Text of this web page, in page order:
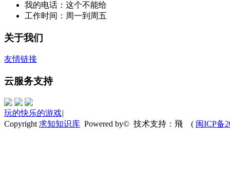
我的电话：这个不能给
工作时间：周一到周五
关于我们
友情链接
云服务支持
玩的快乐的游戏|
Copyright 求知知识库 Powered by© 技术支持：飛 ( 闽ICP备